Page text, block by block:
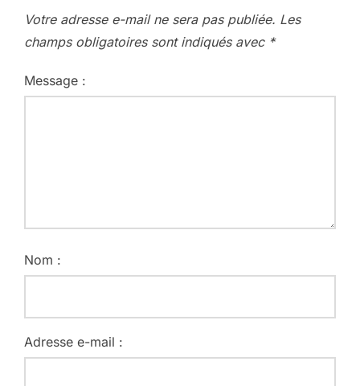
Votre adresse e-mail ne sera pas publiée. Les
champs obligatoires sont indiqués avec *
Message :
Nom :
Adresse e-mail :